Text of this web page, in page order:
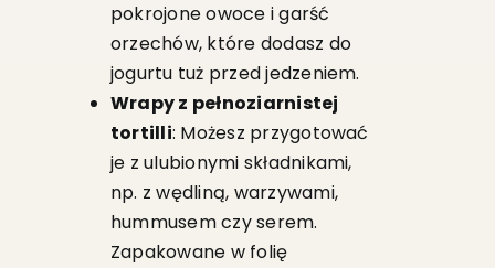
pokrojone owoce i garść
orzechów, które dodasz do
jogurtu tuż przed jedzeniem.
Wrapy z pełnoziarnistej
tortilli: Możesz przygotować
je z ulubionymi składnikami,
np. z wędliną, warzywami,
hummusem czy serem.
Zapakowane w folię